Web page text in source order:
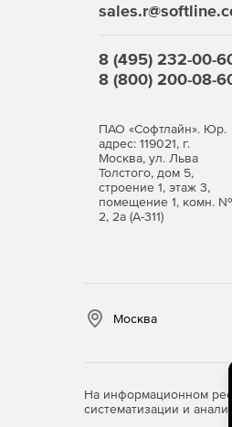
8 (495) 232-00-
8 (800) 200-08-
ПАО «Софтлайн». Юр.
адрес: 119021, г.
Москва, ул. Льва
Толстого, дом 5,
строение 1, этаж 3,
помещение 1, комн. №
2, 2а (А-311)
Москва
На информационном
систематизации и